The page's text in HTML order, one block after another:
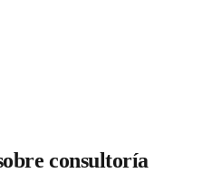
consultoría